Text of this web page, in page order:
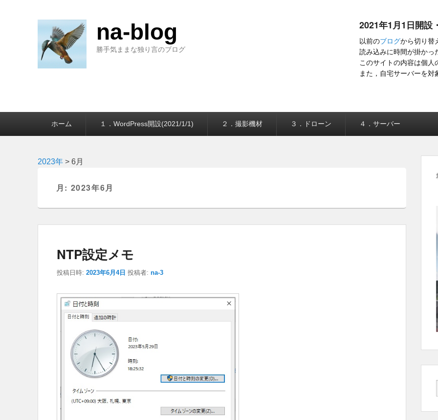
na-blog
勝手気ままな独り言のブログ
2021年1月1日開設
以前のブログから切り替
読み込みに時間が掛かっ
このサイトの内容は個
また，自宅サーバーを
メ
ホーム １．WordPress開設(2021/1/1) ２．撮影機材 ３．ドローン ４．サーバー
2023年 > 6月
月: 2023年6月
NTP設定メモ
投稿日時: 2023年6月4日 投稿者: na-3